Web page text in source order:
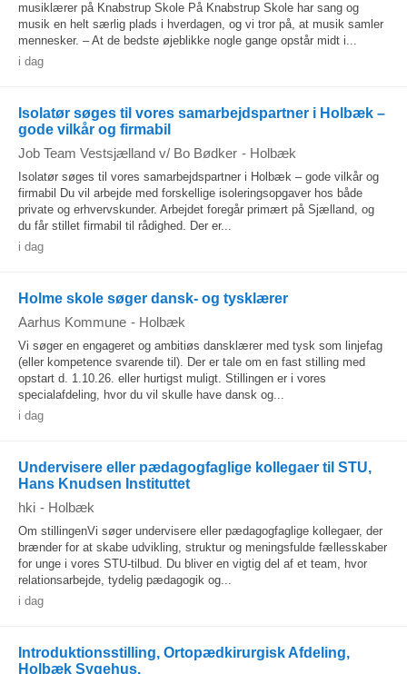
musiklærer på Knabstrup Skole På Knabstrup Skole har sang og
musik en helt særlig plads i hverdagen, og vi tror på, at musik samler
mennesker. – At de bedste øjeblikke nogle gange opstår midt i...
i dag
Isolatør søges til vores samarbejdspartner i Holbæk –
gode vilkår og firmabil
Job Team Vestsjælland v/ Bo Bødker - Holbæk
Isolatør søges til vores samarbejdspartner i Holbæk – gode vilkår og
firmabil Du vil arbejde med forskellige isoleringsopgaver hos både
private og erhvervskunder. Arbejdet foregår primært på Sjælland, og
du får stillet firmabil til rådighed. Der er...
i dag
Holme skole søger dansk- og tysklærer
Aarhus Kommune - Holbæk
Vi søger en engageret og ambitiøs dansklærer med tysk som linjefag
(eller kompetence svarende til). Der er tale om en fast stilling med
opstart d. 1.10.26. eller hurtigst muligt. Stillingen er i vores
specialafdeling, hvor du vil skulle have dansk og...
i dag
Undervisere eller pædagogfaglige kollegaer til STU,
Hans Knudsen Instituttet
hki - Holbæk
Om stillingenVi søger undervisere eller pædagogfaglige kollegaer, der
brænder for at skabe udvikling, struktur og meningsfulde fællesskaber
for unge i vores STU‑tilbud. Du bliver en vigtig del af et team, hvor
relationsarbejde, tydelig pædagogik og...
i dag
Introduktionsstilling, Ortopædkirurgisk Afdeling,
Holbæk Sygehus.